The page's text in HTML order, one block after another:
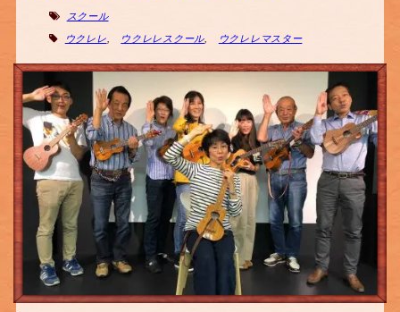
スクール
ウクレレ, ウクレレスクール, ウクレレマスター